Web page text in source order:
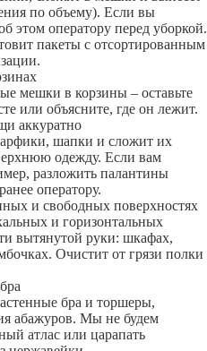
по объему). Если вы
этом оператору перед уборкой.
пакеты с отсортированным
мешки в корзины – оставьте
или объясните, где он лежит.
аккуратно
шапки и сложит их
одежду. Если вам
разложить палантины
оператору.
и свободных поверхностях
и горизонтальных
вытянутой руки: шкафах,
Очистит от грязи полки
бра и торшеры,
абажуров. Мы не будем
атлас или царапать